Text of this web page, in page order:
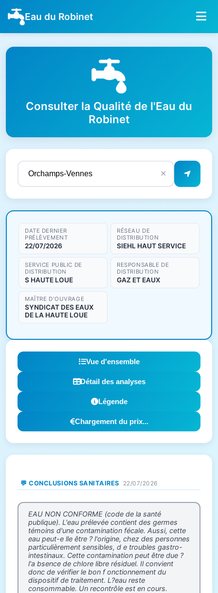
Eau du Robinet
Consulter la Qualité de l'Eau du
Robinet
✕
Résultats de qualité de l'eau
DATE DERNIER
PRÉLÈVEMENT
22/07/2026
RÉSEAU DE
DISTRIBUTION
SIEHL HAUT SERVICE
SERVICE PUBLIC DE
DISTRIBUTION
S HAUTE LOUE
RESPONSABLE DE
DISTRIBUTION
GAZ ET EAUX
MAÎTRE D'OUVRAGE
SYNDICAT DES EAUX
DE LA HAUTE LOUE
Vue d'ensemble
Détail des analyses
Légende
Chargement du prix...
💬 CONCLUSIONS SANITAIRES 22/07/2026
EAU NON CONFORME (code de la santé
publique). L'eau prélevée contient des germes
témoins d'une contamination fécale. Aussi, cette
eau peut-e lle être ? l'origine, chez des personnes
particulièrement sensibles, d e troubles gastro-
intestinaux. Cette contamination peut être due ?
l'a bsence de chlore libre résiduel. Il convient
donc de vérifier le bon f onctionnement du
dispositif de traitement. L?eau reste
consommable. Un recontrôle est en cours.